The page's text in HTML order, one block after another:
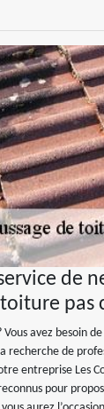
de
pas
Vous avez besoin
de
entreprise Les
pour